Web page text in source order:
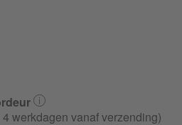
werkdagen vanaf verzending)